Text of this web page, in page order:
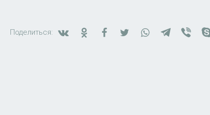
Поделиться: ВконтактеОдноклассники
FacebookTwitterWhatsAppTelegram
Viber